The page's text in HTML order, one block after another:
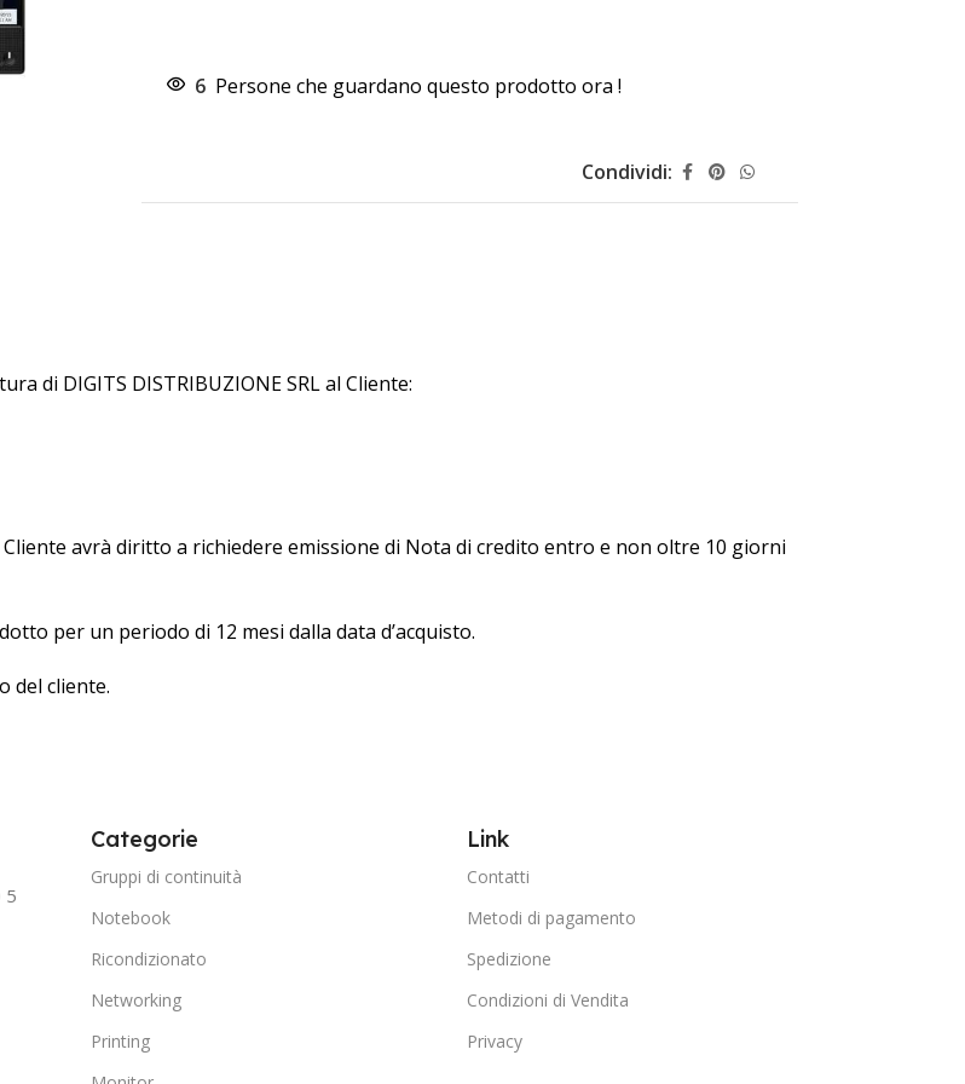
6 Persone che guardano questo prodotto ora !
Condividi:
di DIGITS DISTRIBUZIONE SRL al Cliente:
avrà diritto a richiedere emissione di Nota di credito entro e non oltre 10 giorni
per un periodo di 12 mesi dalla data d’acquisto.
del cliente.
5
Categorie
Gruppi di continuità
Notebook
Ricondizionato
Networking
Printing
Link
Contatti
Metodi di pagamento
Spedizione
Condizioni di Vendita
Privacy